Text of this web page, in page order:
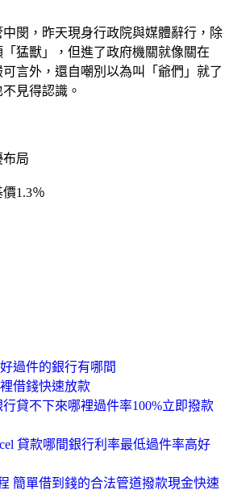
閔，昨天現身行政院與媒體辭行，除
猛獸」，但進了政府機關就像關在
可言外，還自嘲別以為叫「爺們」就了
見得認識。
布局
1.3％
過件的銀行有哪間
借錢快速放款
貸不下來哪裡過件率100%立即撥款
貸款哪間銀行利率最低過件率高好
簡單借到錢的合法管道撥款現金快速